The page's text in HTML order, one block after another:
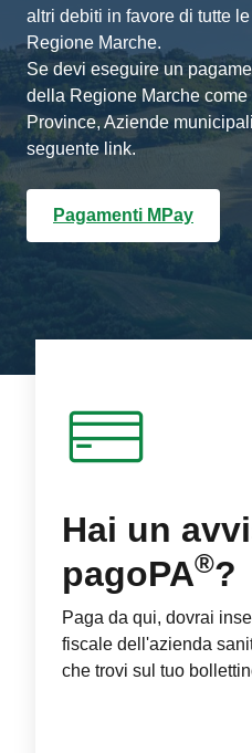
altri debiti in favore di tutte
Regione Marche.
Se devi eseguire un
della Regione Marche
Province, Aziende
seguente link.
Pagamenti MPay
Hai un
pagoPA®?
Paga da qui, dovrai
fiscale dell'azienda
che trovi sul tuo